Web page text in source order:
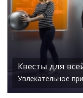
Квесты для
Увлекательное